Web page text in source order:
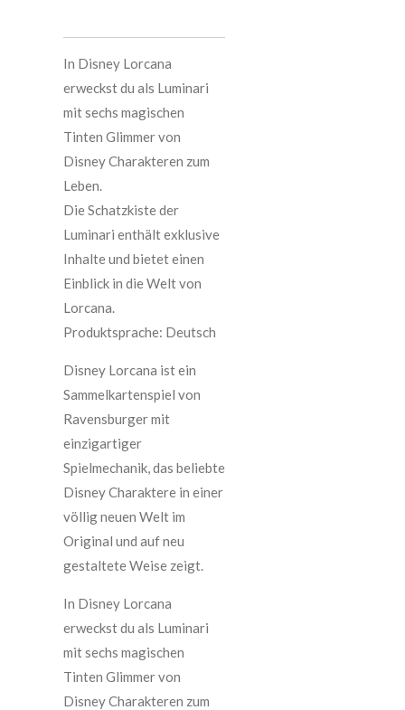
In Disney Lorcana
erweckst du als Luminari
mit sechs magischen
Tinten Glimmer von
Disney Charakteren zum
Leben.
Die Schatzkiste der
Luminari enthält exklusive
Inhalte und bietet einen
Einblick in die Welt von
Lorcana.
Produktsprache: Deutsch
Disney Lorcana ist ein
Sammelkartenspiel von
Ravensburger mit
einzigartiger
Spielmechanik, das beliebte
Disney Charaktere in einer
völlig neuen Welt im
Original und auf neu
gestaltete Weise zeigt.
In Disney Lorcana
erweckst du als Luminari
mit sechs magischen
Tinten Glimmer von
Disney Charakteren zum